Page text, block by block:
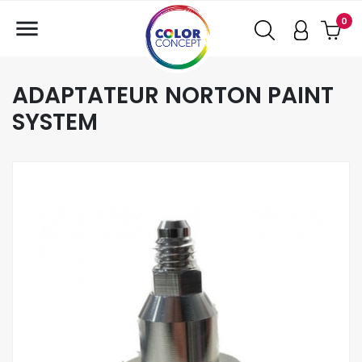
0

ADAPTATEUR NORTON PAINT
SYSTEM